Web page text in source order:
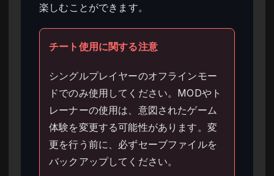
楽しむことができます。
チート使用に関する注意
シングルプレイヤーのオフラインモー
ドでのみ使用してください。MODやト
レーナーの使用は、意図されたゲーム
体験を変更する可能性があります。変
更を行う前に、必ずセーブファイルを
バックアップしてください。